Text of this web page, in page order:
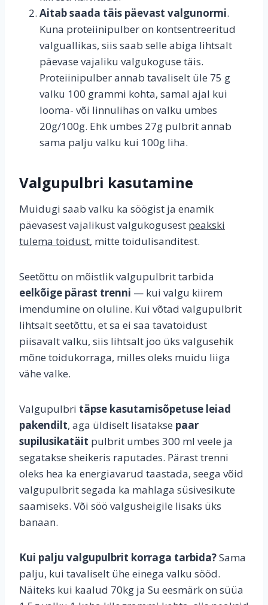
Aitab saada täis päevast valgunormi.
Kuna proteiinipulber on kontsentreeritud
valguallikas, siis saab selle abiga lihtsalt
päevase vajaliku valgukoguse täis.
Proteiinipulber annab tavaliselt üle 75 g
valku 100 grammi kohta, samal ajal kui
looma- või linnulihas on valku umbes
20g/100g. Ehk umbes 27g pulbrit annab
sama palju valku kui 100g liha.
Valgupulbri kasutamine
Muidugi saab valku ka söögist ja enamik
päevasest vajalikust valgukogusest peakski
tulema toidust, mitte toidulisanditest.
Seetõttu on mõistlik valgupulbrit tarbida
eelkõige pärast trenni — kui valgu kiirem
imendumine on oluline. Kui võtad valgupulbrit
lihtsalt seetõttu, et sa ei saa tavatoidust
piisavalt valku, siis lihtsalt joo üks valgusehik
mõne toidukorraga, milles oleks muidu liiga
vähe valke.
Valgupulbri täpse kasutamisõpetuse leiad
pakendilt, aga üldiselt lisatakse paar
supilusikatäit pulbrit umbes 300 ml veele ja
segatakse sheikeris raputades. Pärast trenni
oleks hea ka energiavarud taastada, seega võid
valgupulbrit segada ka mahlaga süsivesikute
saamiseks. Või söö valgusheigile lisaks üks
banaan.
Kui palju valgupulbrit korraga tarbida?Sama
palju, kui tavaliselt ühe einega valku sööd.
Näiteks kui kaalud 70kg ja Su eesmärk on süüa